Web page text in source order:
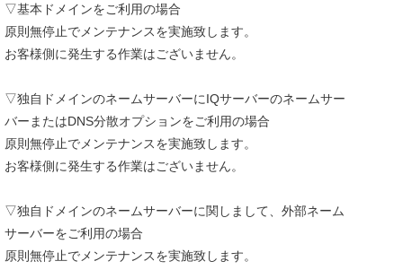
▽基本ドメインをご利用の場合
原則無停止でメンテナンスを実施致します。
お客様側に発生する作業はございません。
▽独自ドメインのネームサーバーにIQサーバーのネームサー
バーまたはDNS分散オプションをご利用の場合
原則無停止でメンテナンスを実施致します。
お客様側に発生する作業はございません。
▽独自ドメインのネームサーバーに関しまして、外部ネーム
サーバーをご利用の場合
原則無停止でメンテナンスを実施致します。